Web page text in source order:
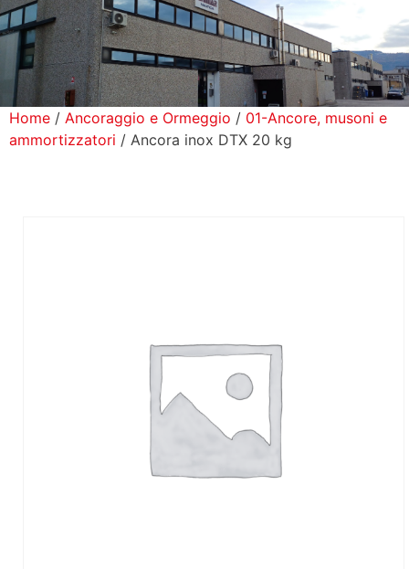
Prodotti
Home / Ancoraggio e Ormeggio / 01-Ancore, musoni e
ammortizzatori / Ancora inox DTX 20 kg